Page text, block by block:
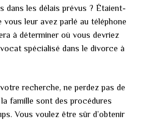
dans les délais prévus ? Étaient-
leur avez parlé au téléphone
à déterminer où vous devriez
spécialisé dans le divorce à
recherche, ne perdez pas de
famille sont des procédures
Vous voulez être sûr d’obtenir